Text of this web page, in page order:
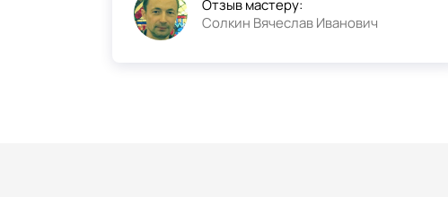
Отзыв мастеру:
Солкин Вячеслав Иванович